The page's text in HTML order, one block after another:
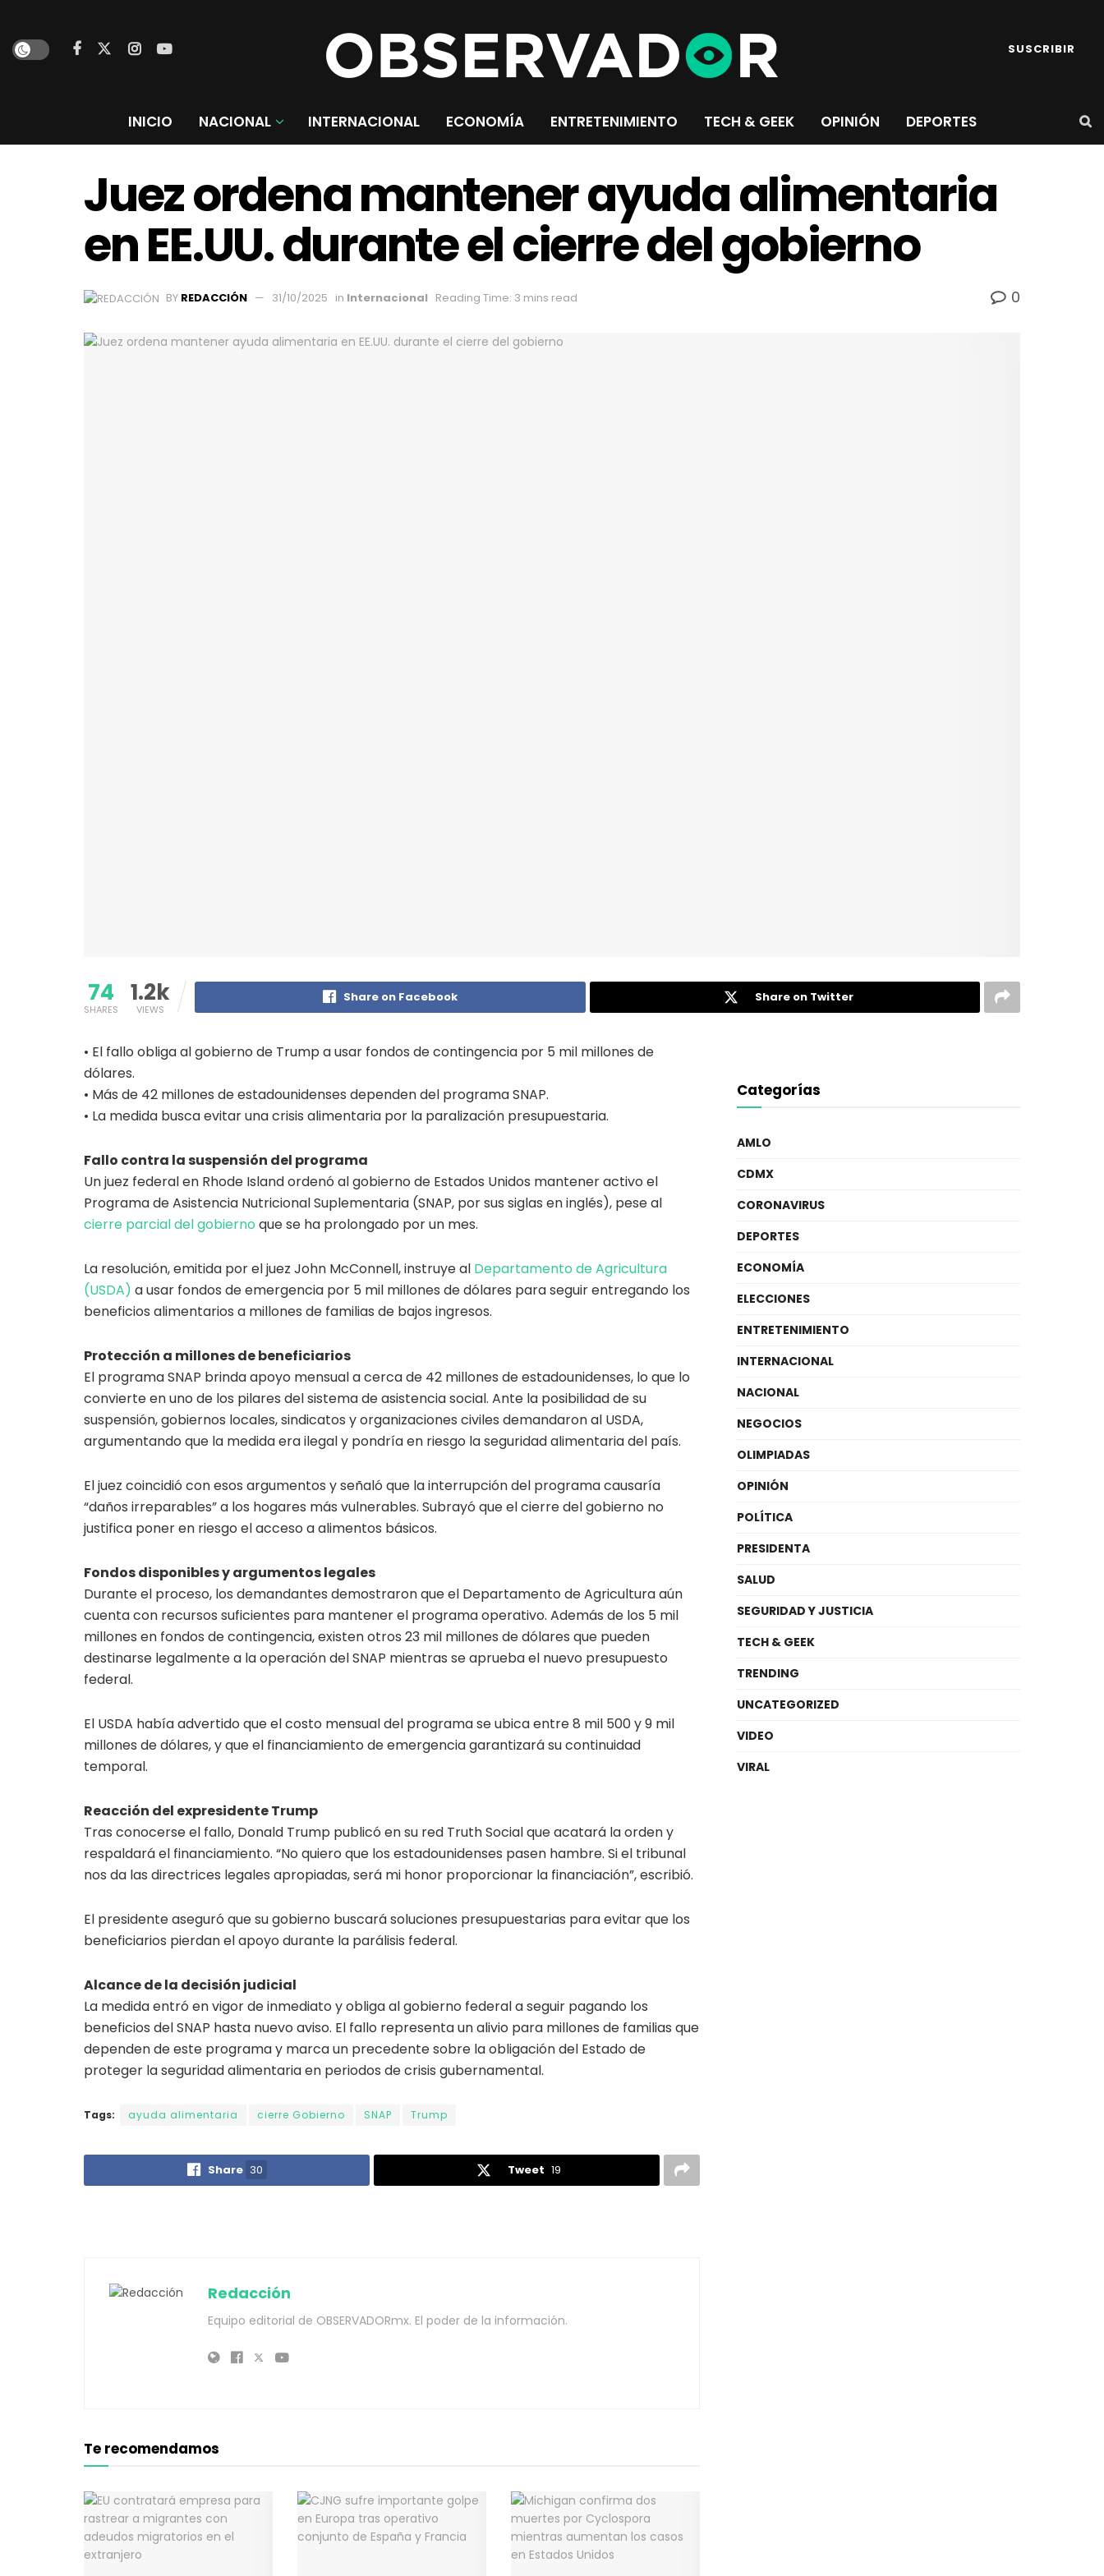
SUSCRIBIR
INICIO NACIONAL INTERNACIONAL ECONOMÍA ENTRETENIMIENTO TECH & GEEK OPINIÓN DEPORTES
Juez ordena mantener ayuda alimentaria
en EE.UU. durante el cierre del gobierno
BY REDACCIÓN 31/10/2025 in Internacional Reading Time: 3 mins read 0
74
SHARES
1.2k
VIEWS
Share on Facebook Share on Twitter
• El fallo obliga al gobierno de Trump a usar fondos de contingencia por 5 mil millones de
dólares.
• Más de 42 millones de estadounidenses dependen del programa SNAP.
• La medida busca evitar una crisis alimentaria por la paralización presupuestaria.
Fallo contra la suspensión del programa
Un juez federal en Rhode Island ordenó al gobierno de Estados Unidos mantener activo el
Programa de Asistencia Nutricional Suplementaria (SNAP, por sus siglas en inglés), pese al
cierre parcial del gobierno que se ha prolongado por un mes.
La resolución, emitida por el juez John McConnell, instruye al Departamento de Agricultura
(USDA) a usar fondos de emergencia por 5 mil millones de dólares para seguir entregando los
beneficios alimentarios a millones de familias de bajos ingresos.
Protección a millones de beneficiarios
El programa SNAP brinda apoyo mensual a cerca de 42 millones de estadounidenses, lo que lo
convierte en uno de los pilares del sistema de asistencia social. Ante la posibilidad de su
suspensión, gobiernos locales, sindicatos y organizaciones civiles demandaron al USDA,
argumentando que la medida era ilegal y pondría en riesgo la seguridad alimentaria del país.
El juez coincidió con esos argumentos y señaló que la interrupción del programa causaría
“daños irreparables” a los hogares más vulnerables. Subrayó que el cierre del gobierno no
justifica poner en riesgo el acceso a alimentos básicos.
Fondos disponibles y argumentos legales
Durante el proceso, los demandantes demostraron que el Departamento de Agricultura aún
cuenta con recursos suficientes para mantener el programa operativo. Además de los 5 mil
millones en fondos de contingencia, existen otros 23 mil millones de dólares que pueden
destinarse legalmente a la operación del SNAP mientras se aprueba el nuevo presupuesto
federal.
El USDA había advertido que el costo mensual del programa se ubica entre 8 mil 500 y 9 mil
millones de dólares, y que el financiamiento de emergencia garantizará su continuidad
temporal.
Reacción del expresidente Trump
Tras conocerse el fallo, Donald Trump publicó en su red Truth Social que acatará la orden y
respaldará el financiamiento. “No quiero que los estadounidenses pasen hambre. Si el tribunal
nos da las directrices legales apropiadas, será mi honor proporcionar la financiación”, escribió.
El presidente aseguró que su gobierno buscará soluciones presupuestarias para evitar que los
beneficiarios pierdan el apoyo durante la parálisis federal.
Alcance de la decisión judicial
La medida entró en vigor de inmediato y obliga al gobierno federal a seguir pagando los
beneficios del SNAP hasta nuevo aviso. El fallo representa un alivio para millones de familias que
dependen de este programa y marca un precedente sobre la obligación del Estado de
proteger la seguridad alimentaria en periodos de crisis gubernamental.
Tags: ayuda alimentaria cierre Gobierno SNAP Trump
Share 30 Tweet 19
Redacción
Equipo editorial de OBSERVADORmx. El poder de la información.
Te recomendamos
Categorías
AMLO
CDMX
CORONAVIRUS
DEPORTES
ECONOMÍA
ELECCIONES
ENTRETENIMIENTO
INTERNACIONAL
NACIONAL
NEGOCIOS
OLIMPIADAS
OPINIÓN
POLÍTICA
PRESIDENTA
SALUD
SEGURIDAD Y JUSTICIA
TECH & GEEK
TRENDING
UNCATEGORIZED
VIDEO
VIRAL